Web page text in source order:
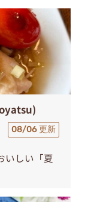
08/06 更新
いしい「夏